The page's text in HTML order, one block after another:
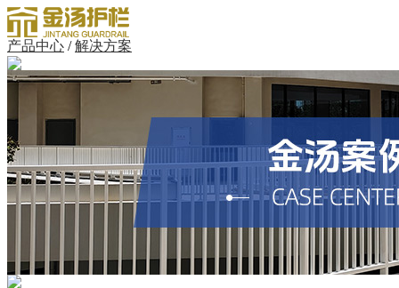
产品中心 /解决方案